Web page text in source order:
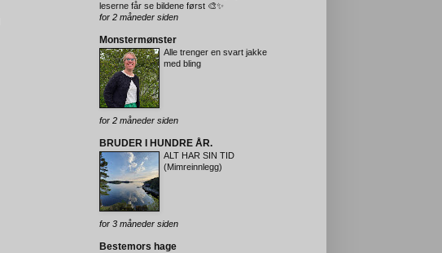
leserne får se bildene først 🎨✨
for 2 måneder siden
Monstermønster
Alle trenger en svart jakke
med bling
for 2 måneder siden
BRUDER I HUNDRE ÅR.
ALT HAR SIN TID
(Mimreinnlegg)
for 3 måneder siden
Bestemors hage